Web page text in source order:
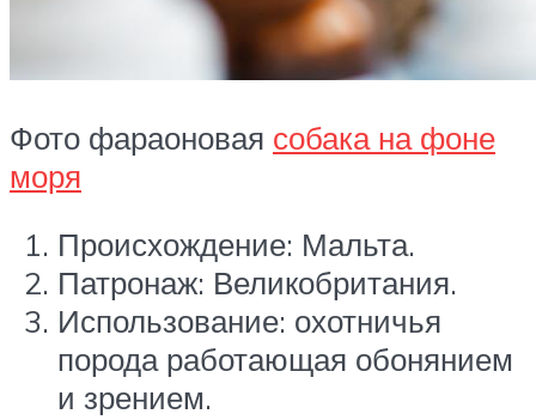
Фото фараоновая собака на фоне
моря
Происхождение: Мальта.
Патронаж: Великобритания.
Использование: охотничья
порода работающая обонянием
и зрением.